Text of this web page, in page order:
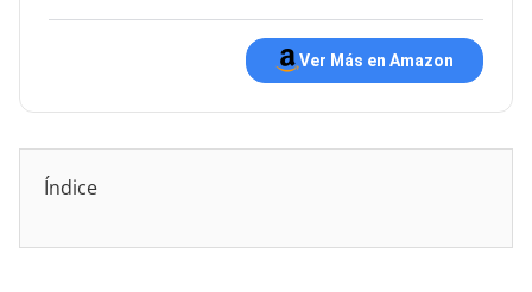
Ver Más en Amazon
Índice